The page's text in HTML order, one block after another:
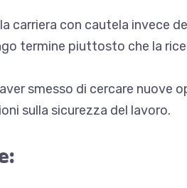
carriera con cautela invece
termine piuttosto che la
smesso di cercare nuove
sulla sicurezza del lavoro.